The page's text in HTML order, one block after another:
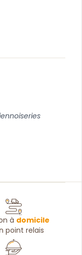
à domicile
point relais